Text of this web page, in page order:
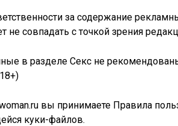
за содержание
совпадать с точкой зрения
в разделе Секс не
вы принимаете Правила
куки-файлов.